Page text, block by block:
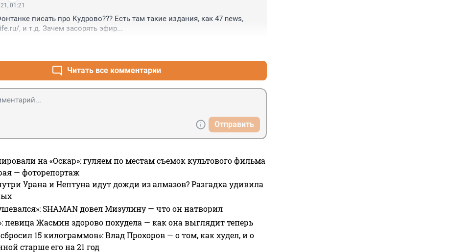
01:21
писать про Кудрово??? Есть там такие издания, как 47 news,
, и т.д. Зачем засорять эфир...
Читать все комментарии
Отправить
на «Оскар»: гуляем по местам съемок культового фильма
— фоторепортаж
Урана и Нептуна идут дожди из алмазов? Разгадка удивила
SHAMAN довел Мизулину — что он натворил
певица Жасмин здорово похудела — как она выглядит теперь
15 килограммов»: Влад Прохоров — о том, как худел, и о
старше его на 21 год